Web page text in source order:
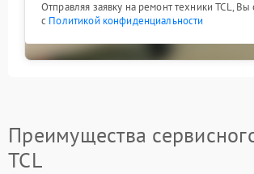
Отправляя заявку на ремонт техники TCL, Вы
с Политикой конфиденциальности
Преимущества
TCL